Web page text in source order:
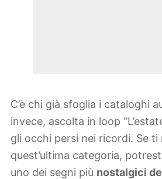
C’è chi già sfoglia i cataloghi
invece, ascolta in loop
gli occhi persi nei ricordi. Se ti
quest’ultima categoria,
uno dei segni più nostalgici